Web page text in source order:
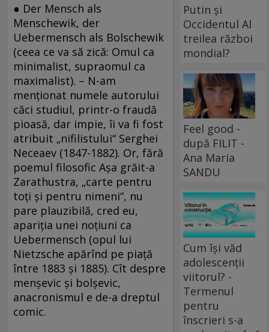
● Der Mensch als
Menschewik, der
Uebermensch als Bolschewik
(ceea ce va să zică: Omul ca
minimalist, supraomul ca
maximalist). – N-am
menţionat numele autorului
căci studiul, printr-o fraudă
pioasă, dar impie, îi va fi fost
atribuit „nifilistului“ Serghei
Neceaev (1847-1882). Or, fără
poemul filosofic Aşa grăit-a
Zarathustra, „carte pentru
toţi şi pentru nimeni“, nu
pare plauzibilă, cred eu,
apariţia unei noţiuni ca
Uebermensch (opul lui
Nietzsche apărînd pe piaţă
între 1883 şi 1885). Cît despre
menşevic şi bolşevic,
anacronismul e de-a dreptul
comic.
Putin și
Occidentul Al
treilea război
mondial?
Feel good -
după FILIT -
Ana Maria
SANDU
Cum își văd
adolescenții
viitorul? -
Termenul
pentru
înscrieri s-a